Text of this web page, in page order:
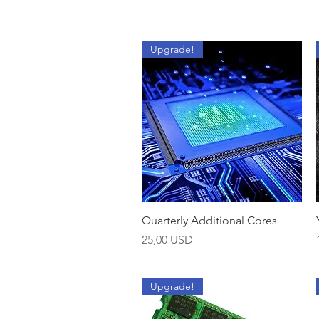
Brzi pregled
Upgrade!
Quarterly Additional Cores
Cijena
25,00 USD
Upgrade!